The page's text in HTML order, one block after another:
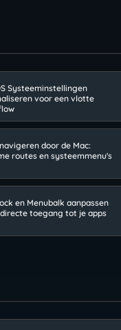
Systeeminstellingen
voor een vlotte
door de Mac:
routes en systeemmenu's
en Menubalk aanpassen
toegang tot je apps